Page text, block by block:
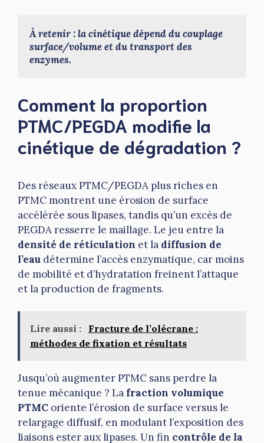
À retenir : la cinétique dépend du couplage
surface/volume et du transport des
enzymes.
Comment la proportion
PTMC/PEGDA modifie la
cinétique de dégradation ?
Des réseaux PTMC/PEGDA plus riches en
PTMC montrent une érosion de surface
accélérée sous lipases, tandis qu’un excès de
PEGDA resserre le maillage. Le jeu entre la
densité de réticulation et la diffusion de
l’eau détermine l’accès enzymatique, car moins
de mobilité et d’hydratation freinent l’attaque
et la production de fragments.
Lire aussi :
Fracture de l’olécrane :
méthodes de fixation et résultats
Jusqu’où augmenter PTMC sans perdre la
tenue mécanique ? La fraction volumique
PTMC oriente l’érosion de surface versus le
relargage diffusif, en modulant l’exposition des
liaisons ester aux lipases. Un fin contrôle de la